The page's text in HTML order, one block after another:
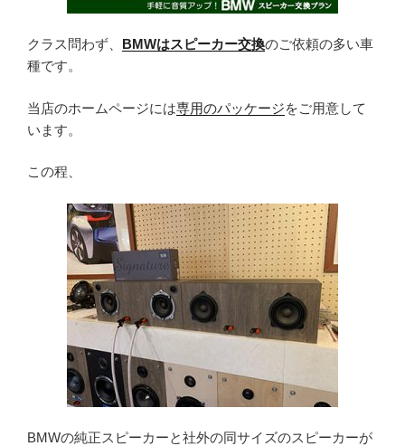
クラス問わず、 BMWはスピーカー交換のご依頼の多い車
種です。
当店のホームページには専用のパッケージをご用意して
います。
この程、
BMWの純正スピーカーと社外の同サイズのスピーカーが